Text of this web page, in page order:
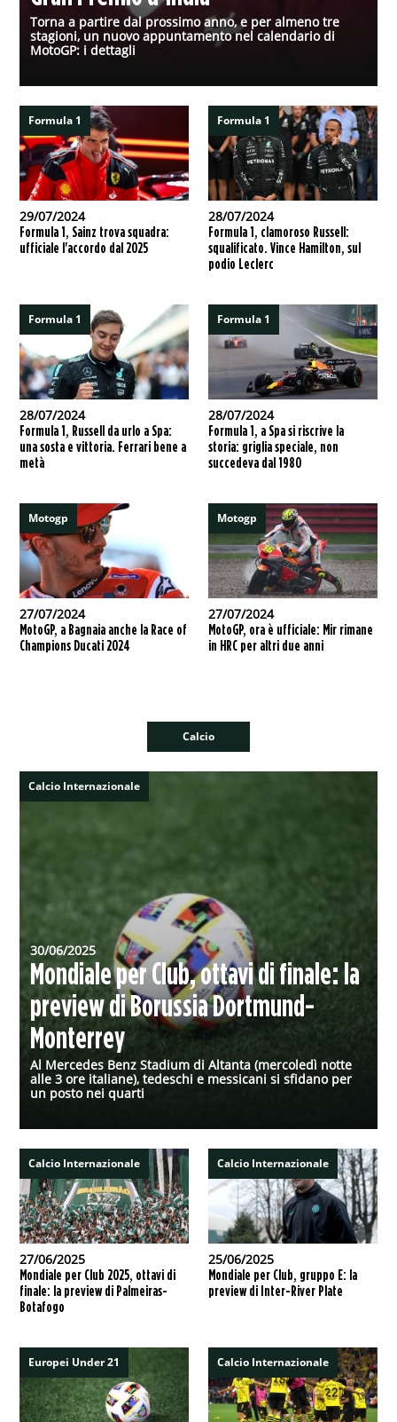
Torna a partire dal prossimo anno, e per almeno tre
stagioni, un nuovo appuntamento nel calendario di
MotoGP: i dettagli
Formula 1
29/07/2024
Formula 1, Sainz trova squadra:
ufficiale l'accordo dal 2025
Formula 1
28/07/2024
Formula 1, clamoroso Russell:
squalificato. Vince Hamilton, sul
podio Leclerc
Formula 1
28/07/2024
Formula 1, Russell da urlo a Spa:
una sosta e vittoria. Ferrari bene a
metà
Formula 1
28/07/2024
Formula 1, a Spa si riscrive la
storia: griglia speciale, non
succedeva dal 1980
Motogp
27/07/2024
MotoGP, a Bagnaia anche la Race of
Champions Ducati 2024
Motogp
27/07/2024
MotoGP, ora è ufficiale: Mir rimane
in HRC per altri due anni
Calcio
Calcio Internazionale
30/06/2025
Mondiale per Club, ottavi di finale: la
preview di Borussia Dortmund-
Monterrey
Al Mercedes Benz Stadium di Altanta (mercoledì notte
alle 3 ore italiane), tedeschi e messicani si sfidano per
un posto nei quarti
Calcio Internazionale
27/06/2025
Mondiale per Club 2025, ottavi di
finale: la preview di Palmeiras-
Botafogo
Calcio Internazionale
25/06/2025
Mondiale per Club, gruppo E: la
preview di Inter-River Plate
Europei Under 21 Calcio Internazionale